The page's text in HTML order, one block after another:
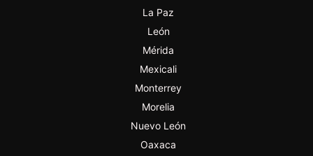
La Paz
León
Mérida
Mexicali
Monterrey
Morelia
Nuevo León
Oaxaca